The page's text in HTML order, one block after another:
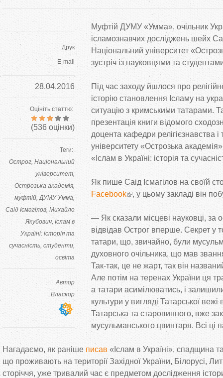
Друк
E-mail
28.04.2016
Оцініть статтю:
(536 оцінки)
Теги:
Острог Національний
університет
Острозька академія
муфтій ДУМУ Умма
Саід Ісмагілов Михайло
Якубович Іслам в
Україні: історія та
сучасність студенти
освіта
Автор
Власкор
Муфтій ДУМУ «Умма», очільник
ісламознавчих досліджень шейх
Національний університет «
зустріч із науковцями та
Під час заходу йшлося про
історію становлення Ісламу на
ситуацію з кримськими татарами.
презентація книги відомого
доцента кафедри релігієзнавства і
університету «Острозька академія»
« Іслам в Україні: історія та
Як пише Саід Ісмагілов на своїй
Facebook
, у цьому закладі він
— Як сказали місцеві науковці, за
відвідав Острог вперше. Секрет у
татари, що, звичайно, були
духовного очільника, що мав
Так-так, це не жарт, так він
Але потім на теренах України ця
а татари асимілюватись, і
культури у вигляді Татарської вежі
Татарська та старовинного, вже
мусульманського цвинтаря. Всі ці
Нагадаємо, як раніше писав « Іслам в Україні», спадщина
що проживають на території Західної України, Білорусі,
сторіччя, уже тривалий час є предметом дослідження